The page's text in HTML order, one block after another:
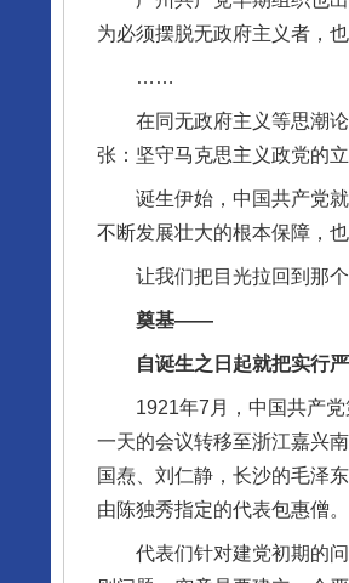
为必须摆脱无政府主义者，
……
在同无政府主义等思潮论
张：坚守马克思主义政党的
诞生伊始，中国共产党就
不断发展壮大的根本保障，
让我们把目光拉回到那个
奠基——
自诞生之日起就把实行严
1921年7月，中国共产党
一天的会议转移至浙江嘉兴
国焘、刘仁静，长沙的毛泽
由陈独秀指定的代表包惠僧
代表们针对建党初期的问